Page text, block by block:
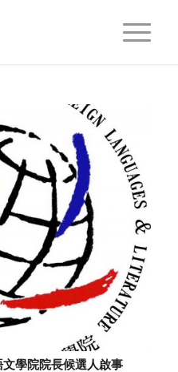
學院院長候選人啟事